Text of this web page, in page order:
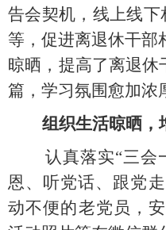
告会契机 ， 线上线下
等，促进离退休干部
晾晒， 提高了离退休
篇，学习氛围愈加浓
组织生活晾晒，
认真落实“三会
恩、听党话、跟党
动不便的老党员，